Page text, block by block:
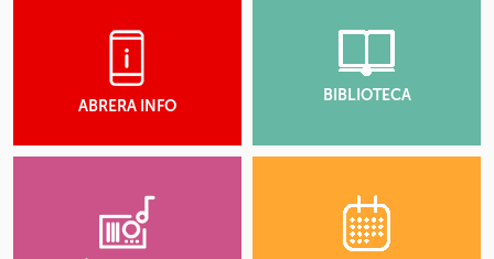
ABRERA INFO
BIBLIOTECA